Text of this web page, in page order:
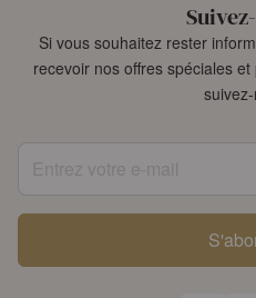
Si vous souhaitez rester
recevoir nos offres spéciales